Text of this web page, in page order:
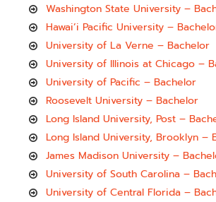
Washington State University –
Hawai’i Pacific University –
University of La Verne – Bachelor
University of Illinois at Chicago –
University of Pacific – Bachelor
Roosevelt University – Bachelor
Long Island University, Post –
Long Island University, Brooklyn –
James Madison University –
University of South Carolina –
University of Central Florida –